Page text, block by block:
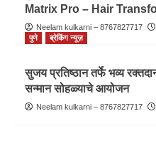
Matrix Pro – Hair
Neelam kulkarni – 8767827717
पुणे
ब्रेकिंग न्यूज़
सुजय प्रतिष्ठान तर्फे भव्य
सन्मान सोहळ्याचे आयोजन
Neelam kulkarni – 8767827717